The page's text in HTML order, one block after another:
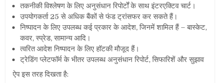
तकनीकी विश्लेषण के लिए अनुसंधान रिपोर्टों के साथ इंटरएक्टिव चार्ट।
उपयोगकर्ता 25से अधिक बैंकों से फंड ट्रांसफर कर सकते हैं।
निष्पादन के लिए उपलब्ध कई प्रकार के आदेश,जिनमें शामिल हैं – बास्केट,
कवर,स्प्रेड,सामान्य आदि।
त्वरित आदेश निष्पादन के लिए हॉटकी मौजूद हैं।
ट्रेडिंग प्लेटफॉर्म के भीतर उपलब्ध अनुसंधान रिपोर्ट,सिफारिशें और सुझाव
ऐप इस तरह दिखता है: